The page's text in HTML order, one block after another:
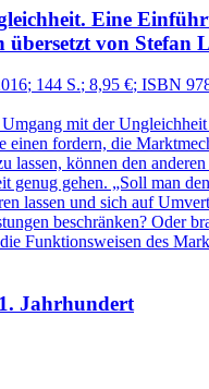
Eine
übersetzt von Stefan
; 144 S.; 8,95 €; ISBN
mit der
einen fordern, die
lassen, können den
genug gehen. „Soll man
lassen und sich auf
beschränken? Oder
Funktionsweisen des
Jahrhundert